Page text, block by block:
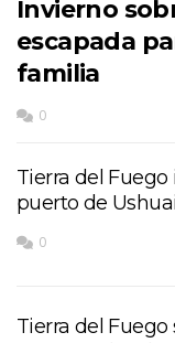
Invierno
escapada
familia
0
Tierra del
puerto de
0
Tierra del